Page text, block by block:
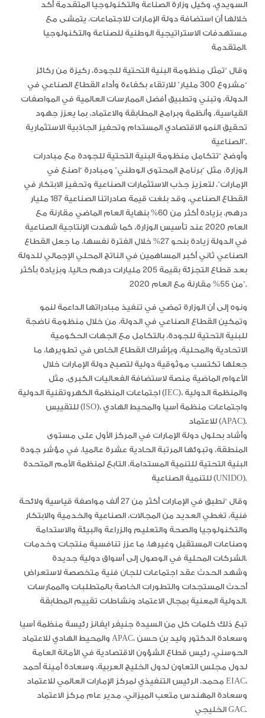
السويدي، وكيل وزارة الصناعة والتكنولوجيا المتقدمة أكد
خلالها أن استضافة دولة الإمارات للاجتماعات، يتمشى مع
مستهدفات الاستراتيجية الوطنية للصناعة والتكنولوجيا
المتقدمة.
وقال “تمثل منظومة البنية التحتية للجودة، ركيزة من ركائز
“مشروع 300 مليار” للارتقاء بكفاءة وأداء القطاع الصناعي في
الدولة، وتبني وتطبيق أفضل الممارسات العالمية في المواصفات
القياسية، وأنظمة وبرامج المطابقة والاعتماد، بما يعزز جهود
تحقيق النمو الاقتصادي المستدام وتحفيز الجاذبية الاستثمارية
الصناعية”.
وأوضح “تتكامل منظومة البنية التحتية للجودة مع مبادرات
الوزارة، مثل “برنامج المحتوى الوطني” ومبادرة “اصنع في
الإمارات”، لتعزيز جذب الاستثمارات الصناعية وتحفيز الابتكار في
القطاع الصناعي، وقد بلغت قيمة صادراتنا الصناعية 187 مليار
درهم، بزيادة أكثر من 60% بنهاية العام الماضي مقارنة مع
العام 2020 عند تأسيس الوزارة، كما شهدت الإنتاجية الصناعية
في الدولة زيادة بنحو 27% خلال الفترة نفسها، ما جعل القطاع
الصناعي ثاني أكبر المساهمين في الناتج المحلي الإجمالي للدولة
بعد قطاع التجزئة بقيمة 205 مليارات درهم حاليا، وبزيادة بأكثر
من 55% مقارنة مع العام 2020”.
ونوه إلى أن الوزارة تمضي في تنفيذ مبادراتها الداعمة لنمو
وتمكين القطاع الصناعي في الدولة، من خلال منظومة ناضجة
للبنية التحتية للجودة، بالتكامل مع الجهات الحكومية
الاتحادية والمحلية، وبإشراك القطاع الخاص في تطويرها، ما
جعلها تكتسب موثوقية دولية لتصبح دولة الإمارات خلال
الأعوام الماضية منصة لاستضافة الفعاليات الكبرى، مثل
اجتماعات المنظمة الكهروتقنية الدولية (IEC)، والمنظمة الدولية
للتقييس (ISO)، واجتماعات منظمة آسيا والمحيط الهادي
للاعتماد (APAC).
وأشاد بحلول دولة الإمارات في المركز الأول على مستوى
المنطقة، وتبوئها المرتبة الحادية عشرة عالميا، في مؤشر جودة
البنية التحتية للتنمية المستدامة، التابع لمنظمة الأمم المتحدة
للتنمية الصناعية (UNIDO).
وقال “نطبق في الإمارات أكثر من 27 ألف مواصفة قياسية ولائحة
فنية، تغطي العديد من المجالات، الصناعية والخدمية والابتكار
والتكنولوجيا والصحة والتعليم والزراعة والبيئة والاستدامة
وصناعات المستقبل وغيرها، ما عزز تنافسية منتجات وخدمات
الشركات المحلية في الوصول إلى أسواق دولية جديدة.
وشهد الحدث عقد اجتماعات للجان فنية متخصصة لاستعراض
أحدث المستجدات والتطورات الخاصة بالمتطلبات والممارسات
الدولية المعنية بمجال الاعتماد ونشاطات تقييم المطابقة.
تبع ذلك كلمات كل من السيدة جنيفر ايفانز رئيسة منظمة آسيا
والمحيط الهادي للاعتماد APAC، وسعادة الدكتور وليد بن حسن
الحوسني، رئيس قطاع الشؤون الاقتصادية في الأمانة العامة
لدول مجلس التعاون لدول الخليج العربية، وسعادة أمينة أحمد
محمد، الرئيس التنفيذي لمركز الإمارات العالمي للاعتماد EIAC،
وسعادة المهندس متعب الميزاني، مدير عام مركز الاعتماد
الخليجي GAC.